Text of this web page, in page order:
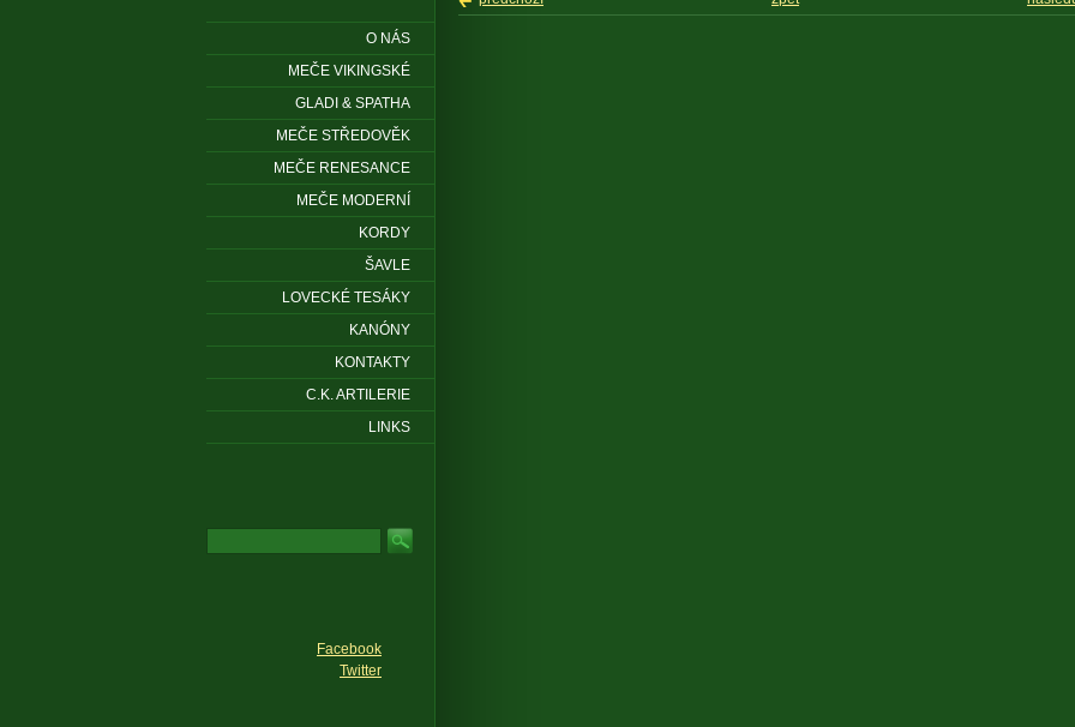
O NÁS
MEČE VIKINGSKÉ
GLADI & SPATHA
MEČE STŘEDOVĚK
MEČE RENESANCE
MEČE MODERNÍ
KORDY
ŠAVLE
LOVECKÉ TESÁKY
KANÓNY
KONTAKTY
C.K. ARTILERIE
LINKS
Facebook
Twitter